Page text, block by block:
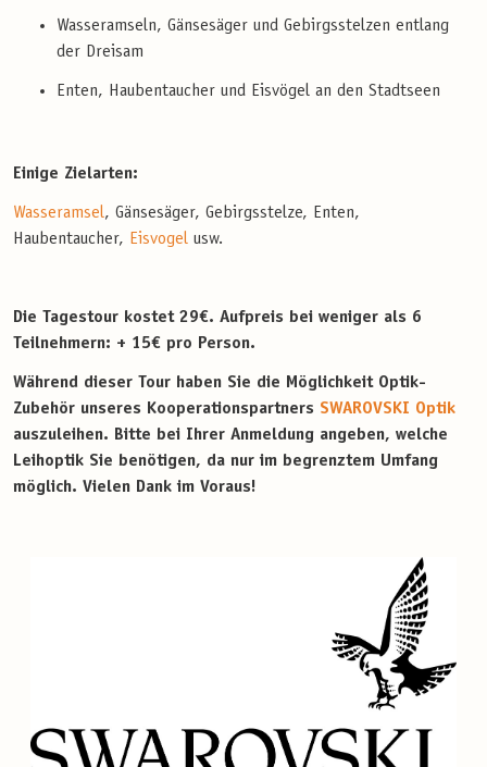
Wasseramseln, Gänsesäger und Gebirgsstelzen entlang
der Dreisam
Enten, Haubentaucher und Eisvögel an den Stadtseen
Einige Zielarten:
Wasseramsel, Gänsesäger, Gebirgsstelze, Enten,
Haubentaucher, Eisvogel usw.
Die Tagestour kostet 29€. Aufpreis bei weniger als 6
Teilnehmern: + 15€ pro Person.
Während dieser Tour haben Sie die Möglichkeit Optik-
Zubehör unseres Kooperationspartners SWAROVSKI Optik
auszuleihen. Bitte bei Ihrer Anmeldung angeben, welche
Leihoptik Sie benötigen, da nur im begrenztem Umfang
möglich. Vielen Dank im Voraus!